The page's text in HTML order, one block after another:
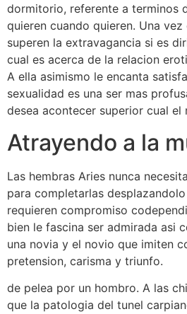
dormitorio, referente a terminos
quieren cuando quieren. Una vez
superen la extravagancia si es
cual es acerca de la relacion
A ella asimismo le encanta
sexualidad es una ser mas
desea acontecer superior cual el
Atrayendo a la
Las hembras Aries nunca
para completarlas
requieren compromiso
bien le fascina ser admirada asi­
una novia y el novio que imiten
pretension, carisma y triunfo.
de pelea por un hombro. A las
que la patologi­a del tunel